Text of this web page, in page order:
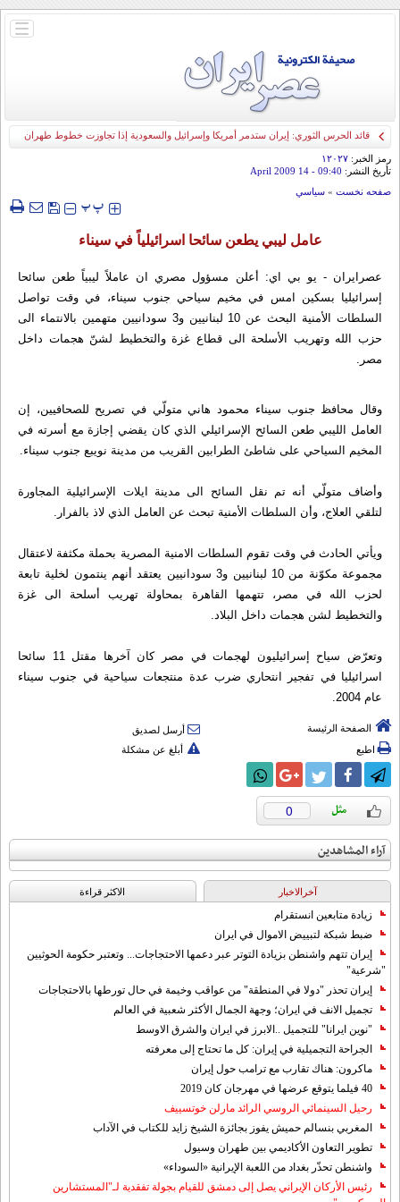
باز
قائد الحرس الثوري: إيران ستدمر أمريكا وإسرائيل والسعودية إذا تجاوزت خطوط طهران
الحمراء
رمز الخبر: ۱۲۰۲۷
تأريخ النشر: 09:40
- 14 April 2009
صفحه نخست » سياسي
‍‍‍ پپ
عامل ليبي يطعن سائحا اسرائيلياً في سيناء
عصرایران - يو بي اي: أعلن مسؤول مصري ان عاملاً ليبياً طعن سائحا
إسرائيليا بسكين امس في مخيم سياحي جنوب سيناء، في وقت تواصل
السلطات الأمنية البحث عن 10 لبنانيين و3 سودانيين متهمين بالانتماء الى
حزب الله وتهريب الأسلحة الى قطاع غزة والتخطيط لشنّ هجمات داخل
مصر.
وقال محافظ جنوب سيناء محمود هاني متولّي في تصريح للصحافيين، إن
العامل الليبي طعن السائح الإسرائيلي الذي كان يقضي إجازة مع أسرته في
المخيم السياحي على شاطئ الطرابين القريب من مدينة نويبع جنوب سيناء.
وأضاف متولّي أنه تم نقل السائح الى مدينة ايلات الإسرائيلية المجاورة
لتلقي العلاج، وأن السلطات الأمنية تبحث عن العامل الذي لاذ بالفرار.
ويأتي الحادث في وقت تقوم السلطات الامنية المصرية بحملة مكثفة لاعتقال
مجموعة مكوّنة من 10 لبنانيين و3 سودانيين يعتقد أنهم ينتمون لخلية تابعة
لحزب الله في مصر، تتهمها القاهرة بمحاولة تهريب أسلحة الى غزة
والتخطيط لشن هجمات داخل البلاد.
وتعرّض سياح إسرائيليون لهجمات في مصر كان آخرها مقتل 11 سائحا
اسرائيليا في تفجير انتحاري ضرب عدة منتجعات سياحية في جنوب سيناء
عام 2004.
الصفحة الرئيسة
أرسل لصديق
اطبع
أبلغ عن مشكلة
0
آراء المشاهدين
آخرالاخبار الاکثر قراءة
زيادة متابعين انستقرام
ضبط شبكة لتبييض الاموال في ايران
إيران تتهم واشنطن بزيادة التوتر عبر دعمها الاحتجاجات... وتعتبر حكومة الحوثيين
"شرعية"
إيران تحذر "دولا في المنطقة" من عواقب وخيمة في حال تورطها بالاحتجاجات
تجميل الانف في ايران؛ وجهة الجمال الأكثر شعبية في العالم
"نوين ايرانا" للتجميل ..الابرز في ايران والشرق الاوسط
الجراحة التجميلية في إيران: كل ما تحتاج إلى معرفته
ماكرون: هناك تقارب مع ترامب حول إيران
40 فيلما يتوقع عرضها في مهرجان كان 2019
رحيل السينمائي الروسي الرائد مارلن خوتسييف
المغربي بنسالم حميش يفوز بجائزة الشيخ زايد للكتاب في الآداب
تطوير التعاون الأكاديمي بين طهران وسيول
واشنطن تحذّر بغداد من اللعبة الإيرانية «السوداء»
رئيس الأركان الإيراني يصل إلى دمشق للقيام بجولة تفقدية لـ"المستشارين